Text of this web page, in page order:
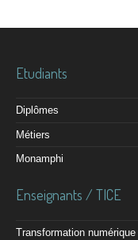
Etudiants
Diplômes
Métiers
Monamphi
Enseignants / TICE
Transformation numérique